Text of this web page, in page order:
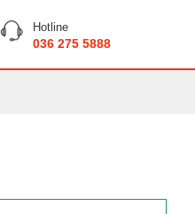
Hotline
036 275 5888